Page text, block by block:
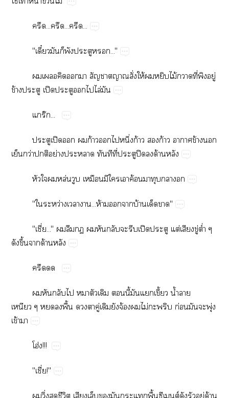
.........
"ี๋​​​​..."
​​​​​​ั่​ให้​​​ไม้​​ี่​​ู่​
ข้​​ปิ​​​​ไล่​
ร๊...
​ปิ​​​ก้​​​ึ่​ก้​​ก้​​ข้​​
​ว่​​ย่​​​​ี่​​ปิ​​ด้​
​​​ล่​​​​​​ค้​​​​
"​ว่​​...ห้​​​บ้​​"
"ี่..."​​​​​​​​​ปิ​​ต่​​ู่​ต่ำ​
​ึ้​​ด้​

​​​​​​​​ี้​​​ี้​น้ำ​​
​​​ื้​​​ู่​​​จ้​​ไม่​​ก่​​​ุ่​
ข้​
โฮ่!!!
"ี่!"